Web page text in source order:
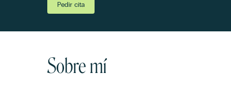
Pedir cita
Sobre mí